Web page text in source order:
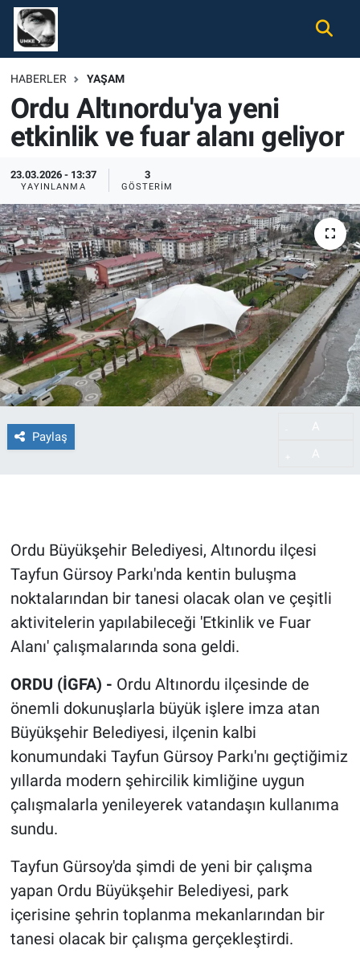
HABERLER YAŞAM
Ordu Altınordu'ya yeni
etkinlik ve fuar alanı geliyor
23.03.2026 - 13:37
YAYINLANMA
3
GÖSTERIM
Paylaş
Ordu Büyükşehir Belediyesi, Altınordu ilçesi
Tayfun Gürsoy Parkı'nda kentin buluşma
noktalarından bir tanesi olacak olan ve çeşitli
aktivitelerin yapılabileceği 'Etkinlik ve Fuar
Alanı' çalışmalarında sona geldi.
ORDU (İGFA) - Ordu Altınordu ilçesinde de
önemli dokunuşlarla büyük işlere imza atan
Büyükşehir Belediyesi, ilçenin kalbi
konumundaki Tayfun Gürsoy Parkı'nı geçtiğimiz
yıllarda modern şehircilik kimliğine uygun
çalışmalarla yenileyerek vatandaşın kullanıma
sundu.
Tayfun Gürsoy'da şimdi de yeni bir çalışma
yapan Ordu Büyükşehir Belediyesi, park
içerisine şehrin toplanma mekanlarından bir
tanesi olacak bir çalışma gerçekleştirdi.
Gündem
Ekonomi
Spor
Magazin
Tüm Haberler
İletişim
Künye
Nöbetçi Eczaneler
Hava Durumu
Namaz Vakitleri
Trafik Durumu
Süper Lig Puan Durumu ve Fikstür
Tüm Manşetler
Son Dakika Haberleri
Haber Arşivi